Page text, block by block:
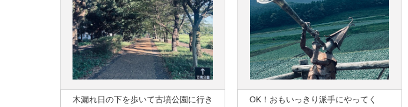
木漏れ日の下を歩いて古墳公園に行き
OK！おもいっきり派手にやってく